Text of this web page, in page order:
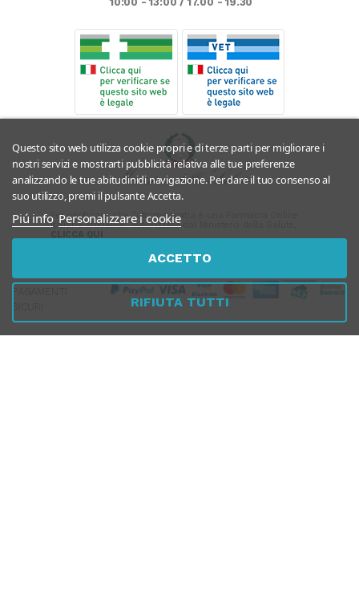
Questo sito web utilizza cookie propri e di terze parti per migliorare i
nostri servizi e mostrarti pubblicità relativa alle tue preferenze
analizzando le tue abitudinidi navigazione. Per dare il tuo consenso al
suo utilizzo, premi il pulsante Accetta.
Piú info Personalizzare i cookie
RIFIUTA TUTTI
ACCETTO
Per verificare che Tuttomeopatia è una Farmacia Online
Italiana affidabile, autorizzata dal Ministero della Salute,
CLICCA QUI